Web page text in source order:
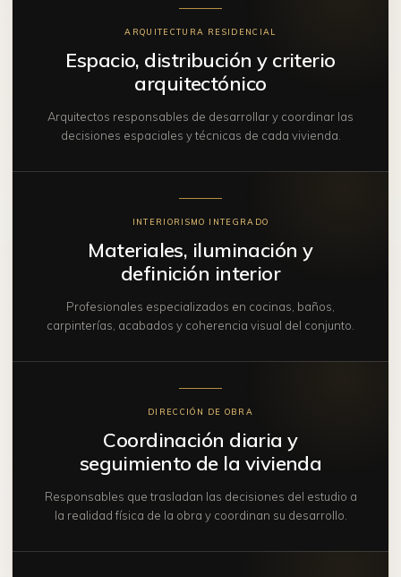
ARQUITECTURA RESIDENCIAL
Espacio, distribución y criterio
arquitectónico
Arquitectos responsables de desarrollar y coordinar las
decisiones espaciales y técnicas de cada vivienda.
INTERIORISMO INTEGRADO
Materiales, iluminación y
definición interior
Profesionales especializados en cocinas, baños,
carpinterías, acabados y coherencia visual del conjunto.
DIRECCIÓN DE OBRA
Coordinación diaria y
seguimiento de la vivienda
Responsables que trasladan las decisiones del estudio a
la realidad física de la obra y coordinan su desarrollo.